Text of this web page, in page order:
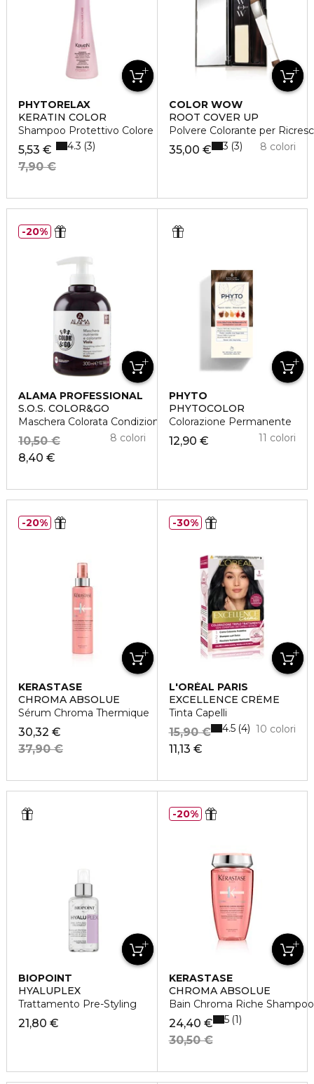
PHYTORELAX
KERATIN COLOR
Shampoo Protettivo Colore
5,53 €
7,90 €
4.3 3
COLOR WOW
ROOT COVER UP
Polvere Colorante per
35,00 € 8 colori
3 3
ALAMA PROFESSIONAL
S.O.S. COLOR&GO
Maschera Colorata Condizionante
8,40 €
10,50 € 8 colori
20%
PHYTO
PHYTOCOLOR
Colorazione Permanente
12,90 € 11 colori
KERASTASE
CHROMA ABSOLUE
Sérum Chroma Thermique
30,32 €
37,90 €
20%
L'ORÉAL PARIS
EXCELLENCE CRÈME
Tinta Capelli
11,13 €
15,90 € 10 colori
4.5 4
30%
BIOPOINT
HYALUPLEX
Trattamento Pre-Styling
21,80 €
KERASTASE
CHROMA ABSOLUE
Bain Chroma Riche Shampoo
24,40 €
30,50 €
5 1
20%